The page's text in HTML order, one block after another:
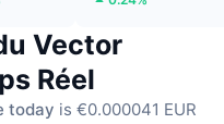
Vector
Réel
today is €0.000041 EUR